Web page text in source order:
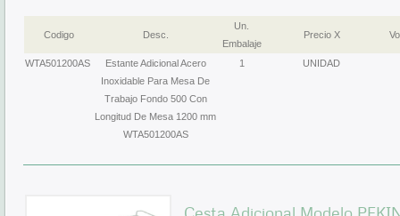
Codigo Desc.
Un.
Embalaje
Precio X
WTA501200AS
Estante Adicional Acero
Inoxidable Para Mesa De
Trabajo Fondo 500 Con
Longitud De Mesa 1200 mm
WTA501200AS
1 UNIDAD